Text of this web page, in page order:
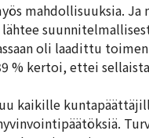
mahdollisuuksia. Ja
oli laadittu
% kertoi, ettei
kaikille